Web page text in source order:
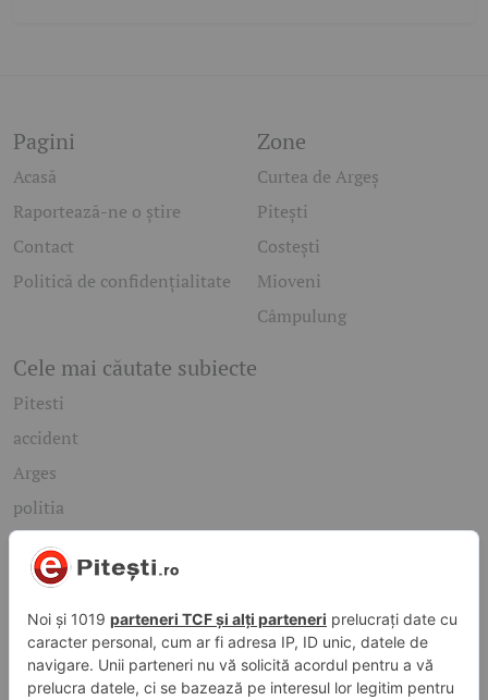
Pagini
Acasă
Raportează-ne o știre
Contact
Politică de confidențialitate
Zone
Curtea de Argeș
Pitești
Costești
Mioveni
Câmpulung
Cele mai căutate subiecte
Pitesti
accident
Arges
politia
mioveni
Caută rapid știrile care te interesează
Găsește cele mai recente știri, evenimente și subiecte de
interes din orașul tău. Introdu un cuvânt-cheie și descoperă
informațiile de care ai nevoie!